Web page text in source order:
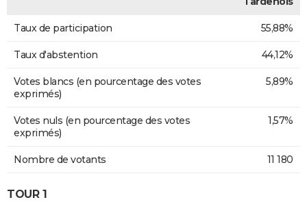
Taux de participation 55,88%
Taux d'abstention 44,12%
Votes blancs (en pourcentage des votes
exprimés)
5,89%
Votes nuls (en pourcentage des votes
exprimés)
1,57%
Nombre de votants 11 180
TOUR 1